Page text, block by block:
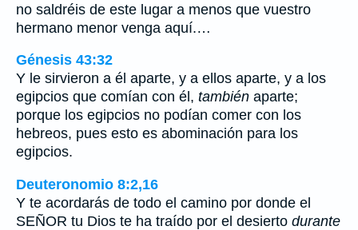
no saldréis de este lugar a menos que vuestro
hermano menor venga aquí.…
Génesis 43:32
Y le sirvieron a él aparte, y a ellos aparte, y a los
egipcios que comían con él, también aparte;
porque los egipcios no podían comer con los
hebreos, pues esto es abominación para los
egipcios.
Deuteronomio 8:2,16
Y te acordarás de todo el camino por donde el
SEÑOR tu Dios te ha traído por el desierto durante